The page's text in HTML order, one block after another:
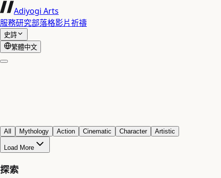
Adiyogi Arts
服務研究部落格影片祈禱
史詩
繁體中文
All Mythology Action Cinematic Character Artistic
Load More
探索